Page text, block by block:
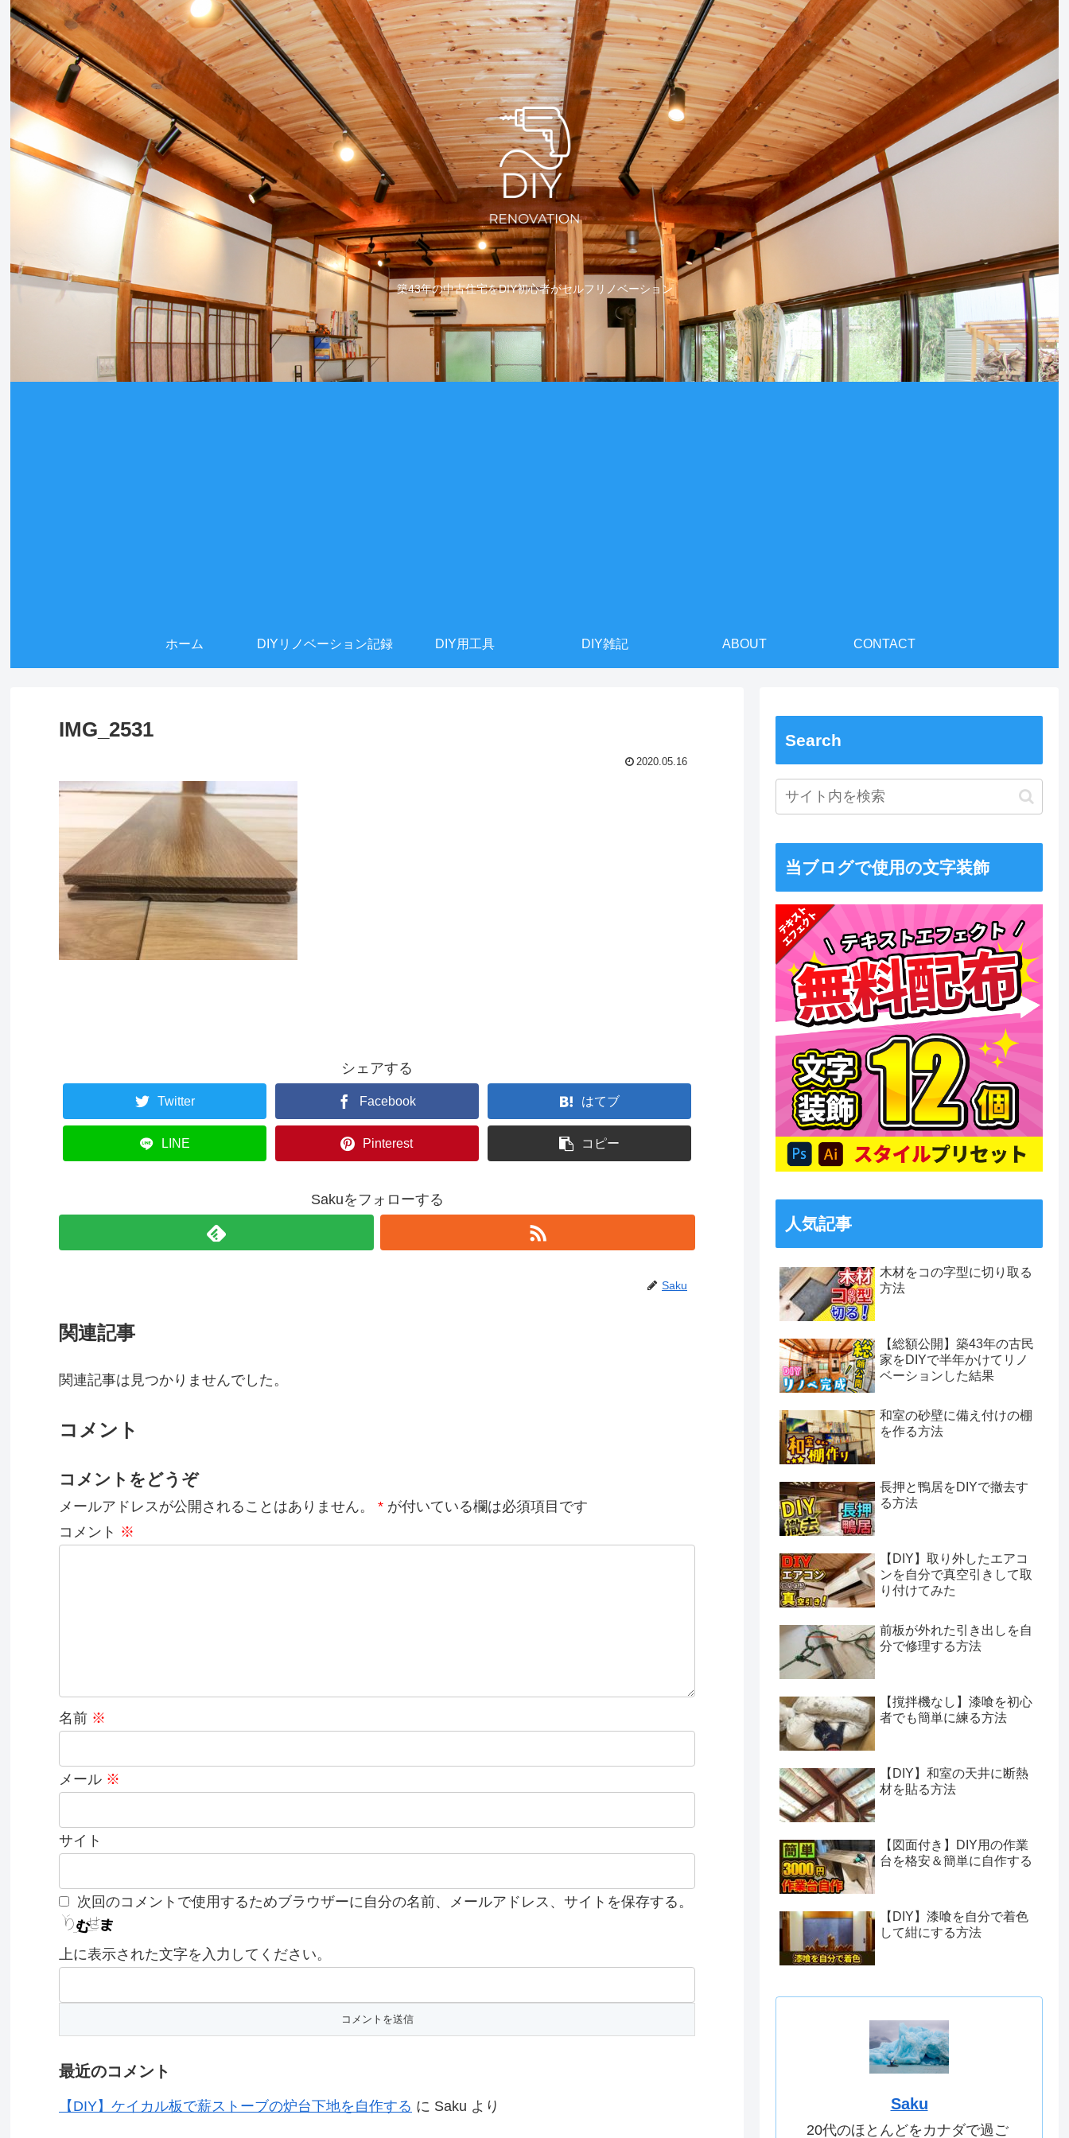
築43年の中古住宅をDIY初心者がセルフリノベーション
ホーム DIYリノベーション記録 DIY用工具 DIY雑記 ABOUT CONTACT
IMG_2531
2020.05.16
シェアする
Twitter Facebook はてブ
LINE Pinterest コピー
Sakuをフォローする
Saku
関連記事
関連記事は見つかりませんでした。
コメント
コメントをどうぞ
メールアドレスが公開されることはありません。 * が付いている欄は必須項目です
コメント ※
名前 ※
メール ※
サイト
次回のコメントで使用するためブラウザーに自分の名前、メールアドレス、サイトを保存する。
上に表示された文字を入力してください。
最近のコメント
【DIY】ケイカル板で薪ストーブの炉台下地を自作する に Saku より
Search
当ブログで使用の文字装飾
人気記事
木材をコの字型に切り取る
方法
【総額公開】築43年の古民
家をDIYで半年かけてリノ
ベーションした結果
和室の砂壁に備え付けの棚
を作る方法
長押と鴨居をDIYで撤去す
る方法
【DIY】取り外したエアコ
ンを自分で真空引きして取
り付けてみた
前板が外れた引き出しを自
分で修理する方法
【撹拌機なし】漆喰を初心
者でも簡単に練る方法
【DIY】和室の天井に断熱
材を貼る方法
【図面付き】DIY用の作業
台を格安＆簡単に自作する
【DIY】漆喰を自分で着色
して紺にする方法
Saku
20代のほとんどをカナダで過ご